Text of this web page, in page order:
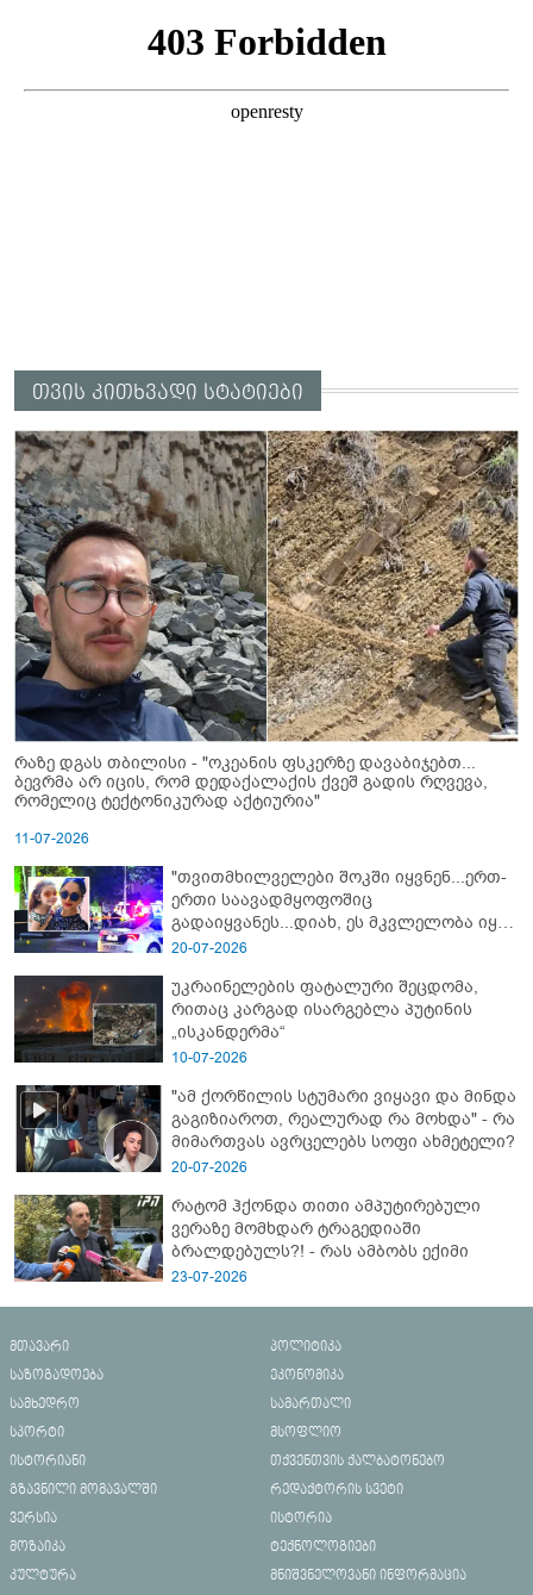
თვის კითხვადი სტატიები
რაზე დგას თბილისი - "ოკეანის ფსკერზე დავაბიჯებთ...
ბევრმა არ იცის, რომ დედაქალაქის ქვეშ გადის რღვევა,
რომელიც ტექტონიკურად აქტიურია"
11-07-2026
"თვითმხილველები შოკში იყვნენ...ერთ-
ერთი საავადმყოფოშიც
გადაიყვანეს...დიახ, ეს მკვლელობა იყო"
- გორში დატრიალებული ტრაგედიის
20-07-2026
უკრაინელების ფატალური შეცდომა,
რითაც კარგად ისარგებლა პუტინის
„ისკანდერმა“
10-07-2026
"ამ ქორწილის სტუმარი ვიყავი და მინდა
გაგიზიაროთ, რეალურად რა მოხდა" - რა
მიმართვას ავრცელებს სოფი ახმეტელი?
20-07-2026
რატომ ჰქონდა თითი ამპუტირებული
ვერაზე მომხდარ ტრაგედიაში
ბრალდებულს?! - რას ამბობს ექიმი
23-07-2026
მთავარი
პოლიტიკა
საზოგადოება
ეკონომიკა
სამხედრო
სამართალი
სპორტი
მსოფლიო
ისტორიანი
თქვენთვის ქალბატონებო
გზავნილი მომავალში
რედაქტორის სვეტი
ვერსია
ისტორია
მოზაიკა
ტექნოლოგიები
კულტურა
მნიშვნელოვანი ინფორმაცია